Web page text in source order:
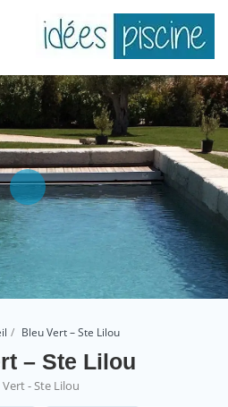
Bleu Vert – Ste Lilou
– Ste Lilou
Vert - Ste Lilou